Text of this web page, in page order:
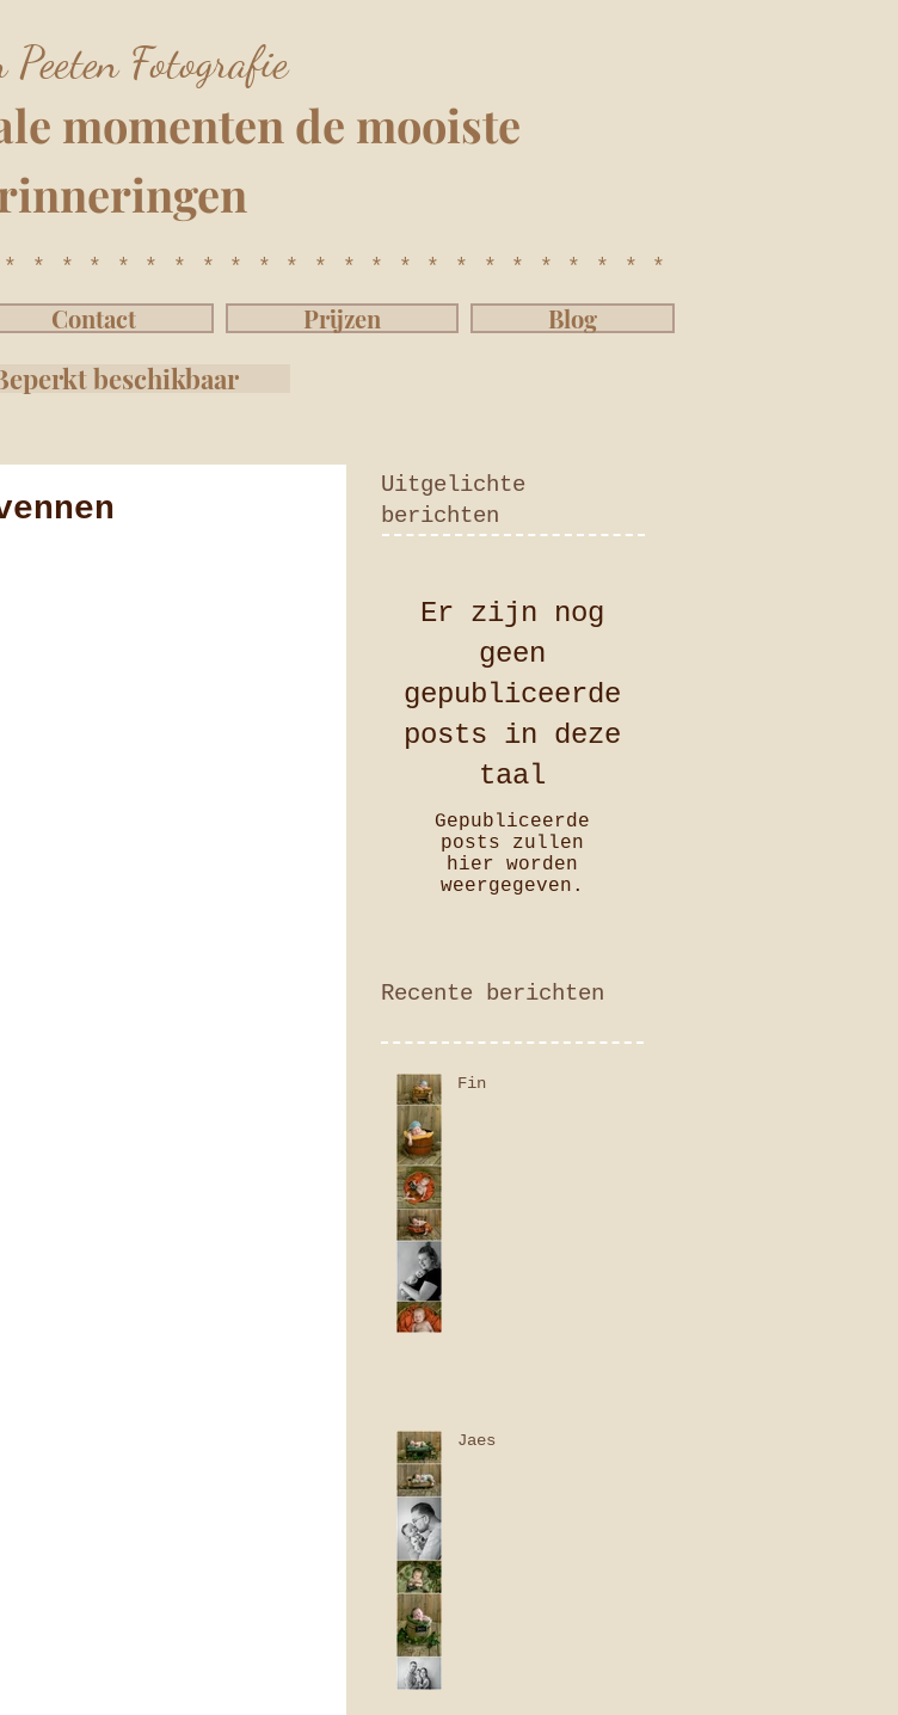
Fotografie
momenten de mooiste
en
Contact Prijzen Blog
beschikbaar
Uitgelichte
berichten
Er zijn nog
geen
gepubliceerde
posts in deze
taal
Gepubliceerde
posts zullen
hier worden
weergegeven.
Recente berichten
Fin
Jaes